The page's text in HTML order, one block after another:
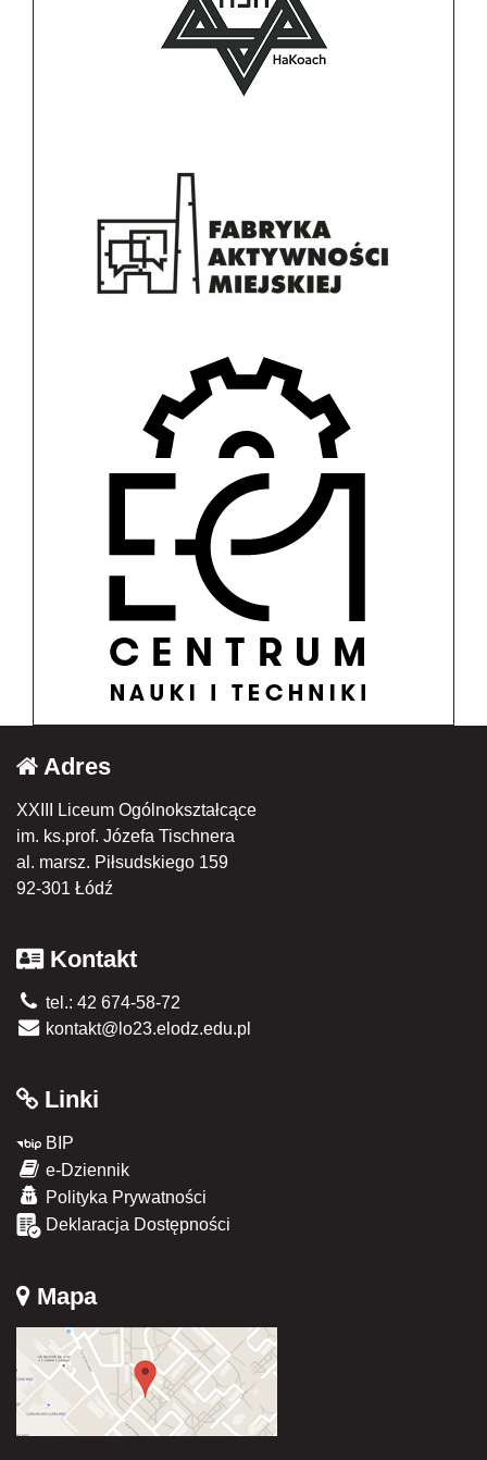
Adres
XXIII Liceum Ogólnokształcące
im. ks.prof. Józefa Tischnera
al. marsz. Piłsudskiego 159
92-301 Łódź
Kontakt
tel.: 42 674-58-72
kontakt@lo23.elodz.edu.pl
Linki
BIP
e-Dziennik
Polityka Prywatności
Deklaracja Dostępności
Mapa